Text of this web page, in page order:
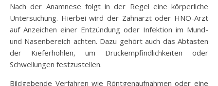
Nach der Anamnese folgt in der Regel eine körperliche
Untersuchung. Hierbei wird der Zahnarzt oder HNO-Arzt
auf Anzeichen einer Entzündung oder Infektion im Mund-
und Nasenbereich achten. Dazu gehört auch das Abtasten
der Kieferhöhlen, um Druckempfindlichkeiten oder
Schwellungen festzustellen.
Bildgebende Verfahren wie Röntgenaufnahmen oder eine